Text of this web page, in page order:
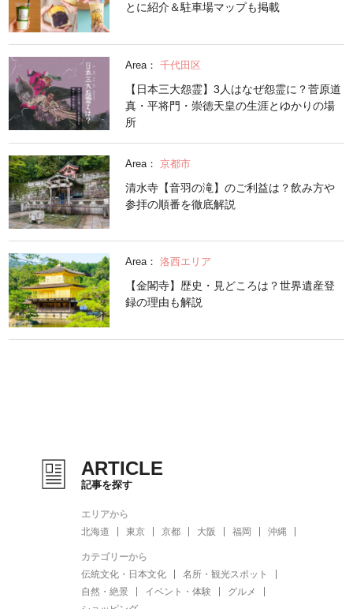
とに紹介＆駐車場マップも掲載
Area： 千代田区
【日本三大怨霊】3人はなぜ怨霊に？菅原道
真・平将門・崇徳天皇の生涯とゆかりの場
所
Area： 京都市
清水寺【音羽の滝】のご利益は？飲み方や
参拝の順番を徹底解説
Area： 洛西エリア
【金閣寺】歴史・見どころは？世界遺産登
録の理由も解説
ARTICLE
記事を探す
エリアから
北海道
東京 京都 大阪 福岡 沖縄
カテゴリーから
伝統文化・日本文化
名所・観光スポット
自然・絶景
イベント・体験
グルメ